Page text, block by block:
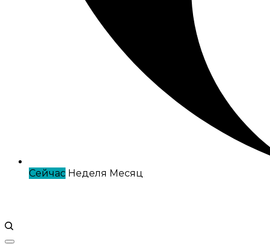
Сейчас Неделя Месяц